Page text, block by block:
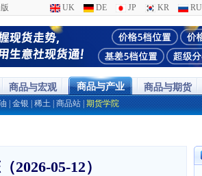
UK DE JP KR RU
商品与宏观 商品与产业 商品与期货
金银 稀土 商品站 期货学院
2026-05-12）